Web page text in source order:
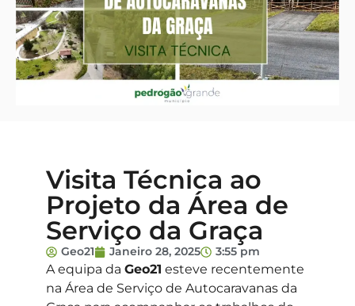
Visita Técnica ao
Projeto da Área de
Serviço da Graça
Geo21 Janeiro 28, 2025 3:55 pm
A equipa da Geo21 esteve recentemente
na Área de Serviço de Autocaravanas da